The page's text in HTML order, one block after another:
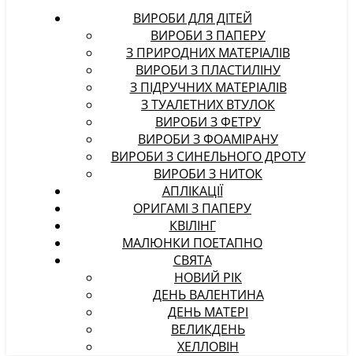
ВИРОБИ ДЛЯ ДІТЕЙ
ВИРОБИ З ПАПЕРУ
З ПРИРОДНИХ МАТЕРІАЛІВ
ВИРОБИ З ПЛАСТИЛІНУ
З ПІДРУЧНИХ МАТЕРІАЛІВ
З ТУАЛЕТНИХ ВТУЛОК
ВИРОБИ З ФЕТРУ
ВИРОБИ З ФОАМІРАНУ
ВИРОБИ З СИНЕЛЬНОГО ДРОТУ
ВИРОБИ З НИТОК
АПЛІКАЦІЇ
ОРИГАМІ З ПАПЕРУ
КВІЛІНГ
МАЛЮНКИ ПОЕТАПНО
СВЯТА
НОВИЙ РІК
ДЕНЬ ВАЛЕНТИНА
ДЕНЬ МАТЕРІ
ВЕЛИКДЕНЬ
ХЕЛЛОВІН